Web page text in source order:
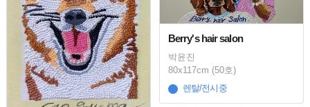
Berry's hair salon
박윤진
80x117cm (50호)
렌탈/전시중